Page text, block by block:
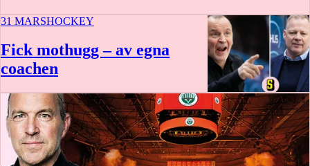
31 MARSHOCKEY
Fick mothugg – av egna
coachen